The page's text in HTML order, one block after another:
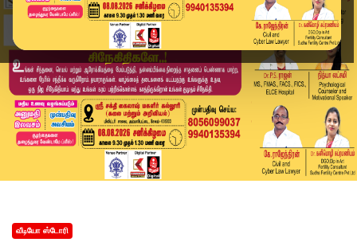
வீடியோ ஸ்டோரி